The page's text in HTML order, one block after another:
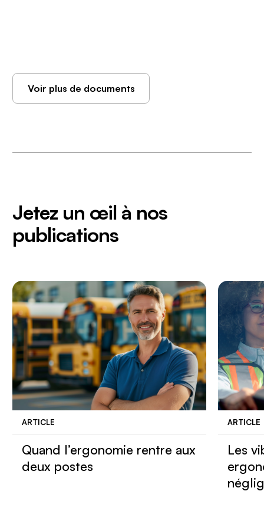
Voir plus de documents
Jetez un œil à nos
publications
ARTICLE
Quand l’ergonomie rentre aux
deux postes
ARTICLE
Les